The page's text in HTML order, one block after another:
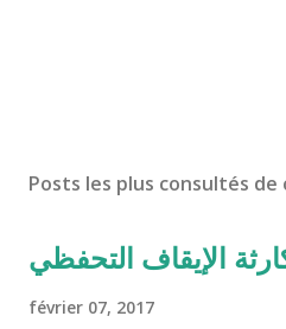
Posts les plus consultés de
الإيقاف التحفظي
février 07, 2017